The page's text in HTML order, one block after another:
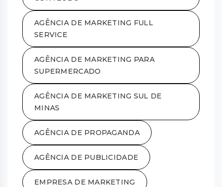
AGÊNCIA DE MARKETING FULL
SERVICE
AGÊNCIA DE MARKETING PARA
SUPERMERCADO
AGÊNCIA DE MARKETING SUL DE
MINAS
AGÊNCIA DE PROPAGANDA
AGÊNCIA DE PUBLICIDADE
EMPRESA DE MARKETING